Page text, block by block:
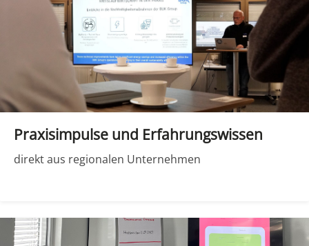
Praxisimpulse und Erfahrungswissen
direkt aus regionalen Unternehmen